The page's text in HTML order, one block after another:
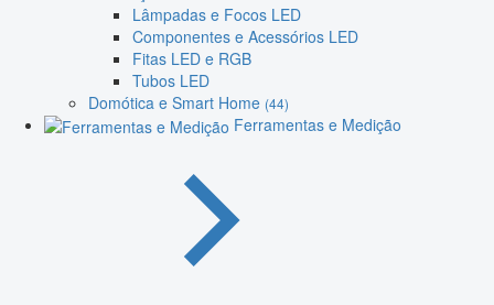
Lâmpadas e Focos LED
Componentes e Acessórios LED
Fitas LED e RGB
Tubos LED
Domótica e Smart Home (44)
Ferramentas e Medição